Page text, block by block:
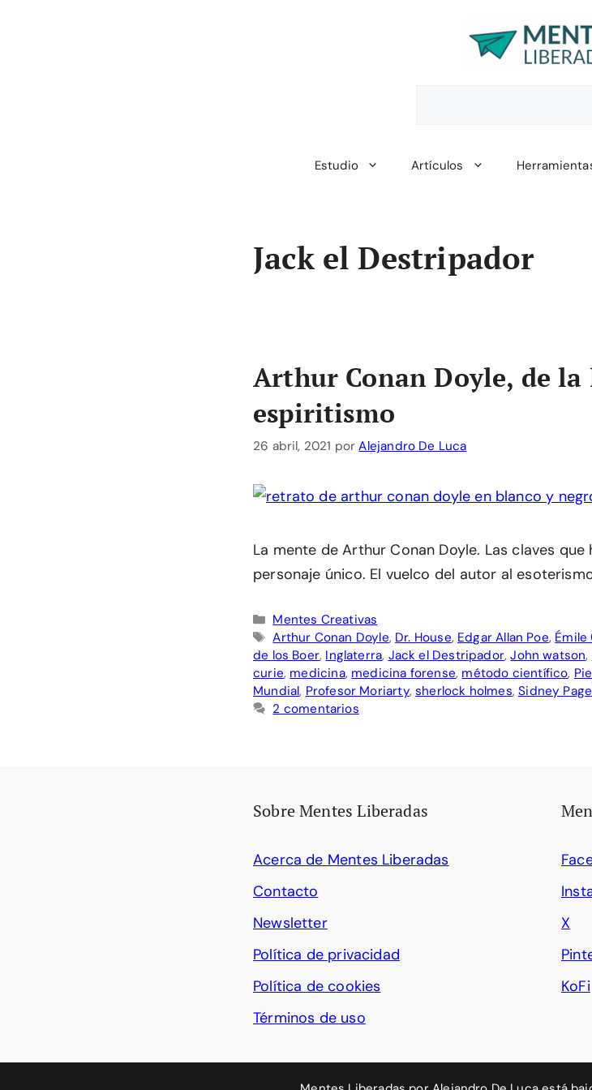
Estudio Artículos
Jack el Destripador
Arthur Conan Doyle, de la
espiritismo
26 abril, 2021 porAlejandro De Luca
La mente de Arthur Conan Doyle. Las claves
personaje único. El vuelco del autor al
Categorías
Mentes Creativas
Etiquetas
Arthur Conan Doyle, Dr. House, Edgar Allan Poe, Émile
de los Boer, Inglaterra, Jack el Destripador,John watson,
curie, medicina, medicina forense, método científico,
Mundial, Profesor Moriarty,sherlock holmes,Sidney
2 comentarios
Sobre Mentes Liberadas
Acerca de Mentes Liberadas
Contacto
Newsletter
Política de privacidad
Política de cookies
Términos de uso
X
KoFi